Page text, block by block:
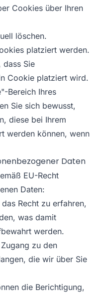
Cookies über Ihren
löschen.
platziert werden.
dass Sie
Cookie platziert wird.
Bereich Ihres
Sie sich bewusst,
diese bei Ihrem
werden können, wenn
Daten
EU-Recht
Daten:
das Recht zu erfahren,
was damit
werden.
zu den
die wir über Sie
die Berichtigung,